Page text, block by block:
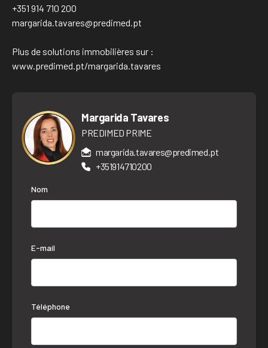
+351 914 710 200
margarida.tavares@predimed.pt
Plus de solutions immobilières sur :
www.predimed.pt/margarida.tavares
Margarida Tavares
PREDIMED PRIME
margarida.tavares@predimed.pt
+351914710200
Nom
E-mail
Téléphone